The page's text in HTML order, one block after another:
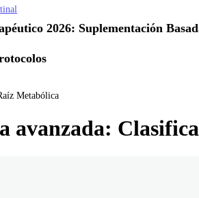
2026: Suplementación
la Resistencia a la Insulina.
Metabólica
avanzada: